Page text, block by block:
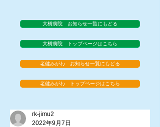
大橋病院 お知らせ一覧にもどる
大橋病院 トップページはこちら
老健みがわ お知らせ一覧にもどる
老健みがわ トップページはこちら
rk-jimu2
2022年9月7日